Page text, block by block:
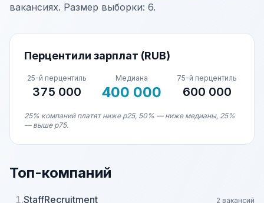
вакансиях. Размер выборки: 6.
Перцентили зарплат (RUB)
25-й перцентиль
375 000
Медиана
400 000
75-й перцентиль
600 000
25% компаний платят ниже p25, 50% — ниже медианы, 25%
— выше p75.
Топ-компаний
1.StaffRecruitment 2 вакансий